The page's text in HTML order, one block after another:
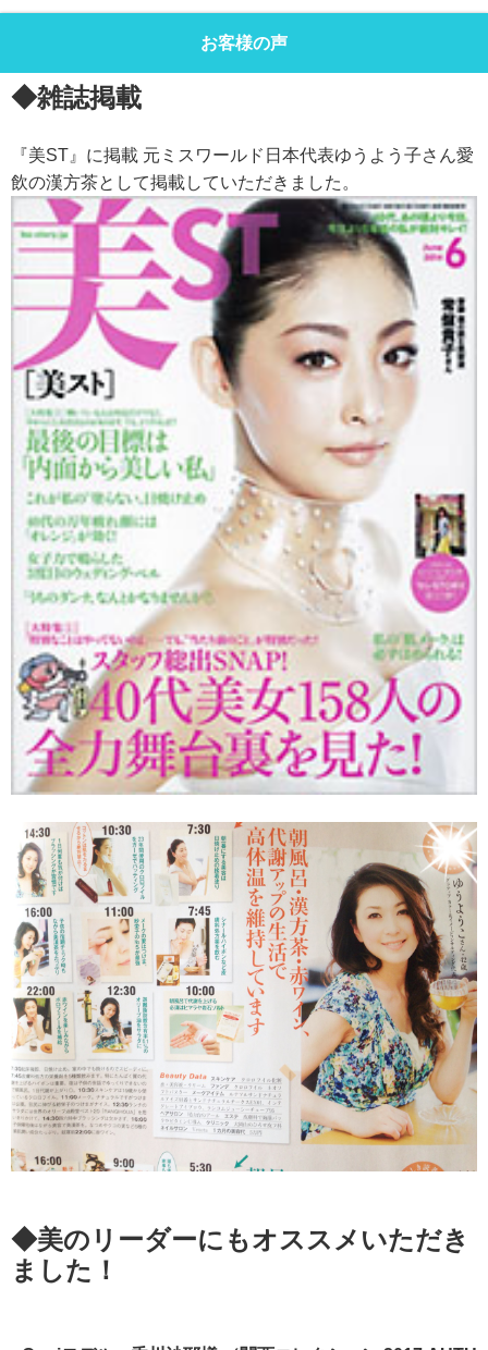
お客様の声
◆雑誌掲載
『美ST』に掲載 元ミスワールド日本代表ゆうよう子さん愛
飲の漢方茶として掲載していただきました。
◆美のリーダーにもオススメいただき
ました！